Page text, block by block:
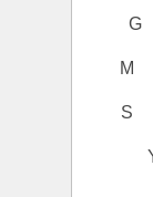
G
M
S